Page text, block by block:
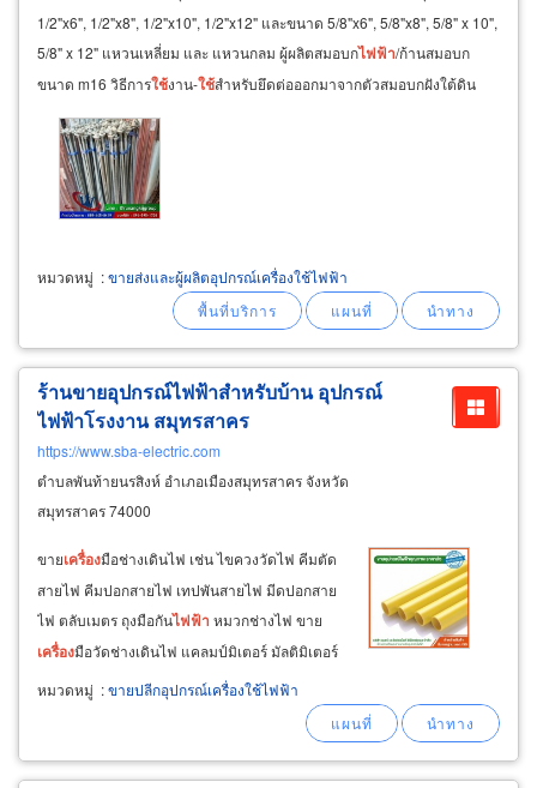
1/2"x6", 1/2"x8", 1/2"x10", 1/2"x12" และขนาด 5/8"x6", 5/8"x8", 5/8" x 10",
5/8" x 12" แหวนเหลี่ยม และ แหวนกลม ผู้ผลิตสมอบกไฟฟ้า/ก้านสมอบก
ขนาด m16 วิธีการใช้งาน-ใช้สำหรับยึดต่อออกมาจากตัวสมอบกฝังใต้ดิน
ปลายด้านหนึ่งโผล่เหนือดินเพื่อไว้ต่อกับสายยึดโยง
หมวดหมู่ :ขายส่งและผู้ผลิตอุปกรณ์เครื่องใช้ไฟฟ้า
ร้านขายอุปกรณ์ไฟฟ้าสำหรับบ้าน อุปกรณ์
ไฟฟ้าโรงงาน สมุทรสาคร
https://www.sba-electric.com
ตำบลพันท้ายนรสิงห์ อำเภอเมืองสมุทรสาคร จังหวัด
สมุทรสาคร 74000
ขายเครื่องมือช่างเดินไฟ เช่น ไขควงวัดไฟ คีมตัด
สายไฟ คีมปอกสายไฟ เทปพันสายไฟ มีดปอกสาย
ไฟ ตลับเมตร ถุงมือกันไฟฟ้า หมวกช่างไฟ ขาย
เครื่องมือวัดช่างเดินไฟ แคลมป์มิเตอร์ มัลติมิเตอร์
เครื่อง มือดัดท่อ เครื่อง มือตัดท่อ บันไดช่าง สั่งสินค้า
ด่วน ทางร้านบริการจัดส่ง
หมวดหมู่ :ขายปลีกอุปกรณ์เครื่องใช้ไฟฟ้า